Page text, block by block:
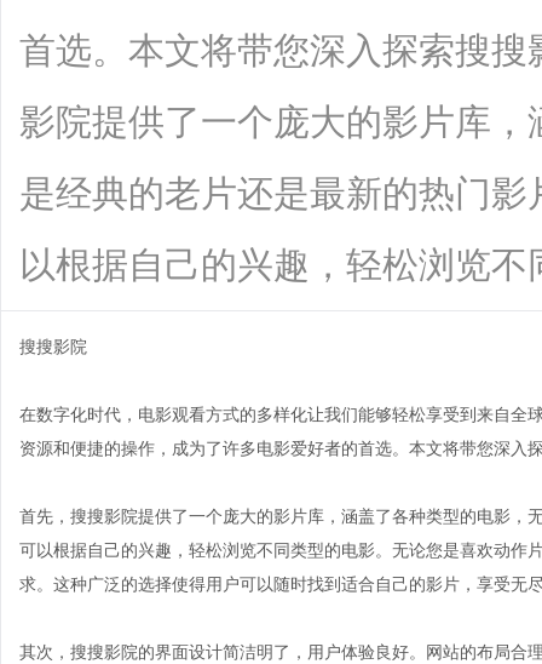
首选。本文将带您深入探索搜
影院提供了一个庞大的影片库
是经典的老片还是最新的热门
以根据自己的兴趣，轻松浏览
搜搜影院
在数字化时代，电影观看方式的多样化让我们能够轻松享受到来自全
资源和便捷的操作，成为了许多电影爱好者的首选。本文将带您深入
首先，搜搜影院提供了一个庞大的影片库，涵盖了各种类型的电影，
可以根据自己的兴趣，轻松浏览不同类型的电影。无论您是喜欢动作
求。这种广泛的选择使得用户可以随时找到适合自己的影片，享受无
其次，搜搜影院的界面设计简洁明了，用户体验良好。网站的布局合